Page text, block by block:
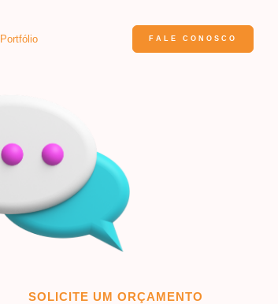
Portfólio FALE CONOSCO
SOLICITE UM ORÇAMENTO